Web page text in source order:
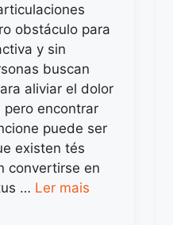
obstáculo para
y sin
buscan
aliviar el dolor
pero encontrar
puede ser
existen tés
convertirse en
… Ler mais